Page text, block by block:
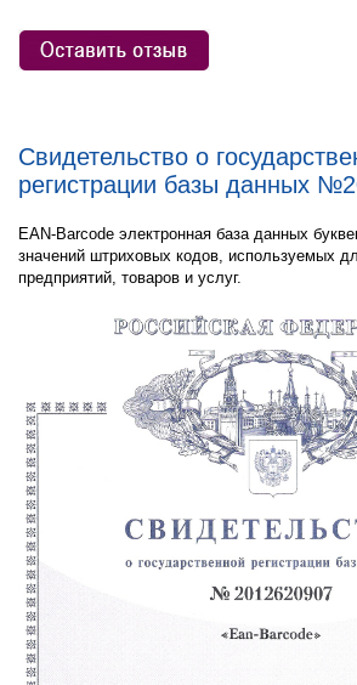
Свидетельство о
регистрации базы данных
EAN-Barcode электронная база данных
значений штриховых кодов, используемых
предприятий, товаров и услуг.